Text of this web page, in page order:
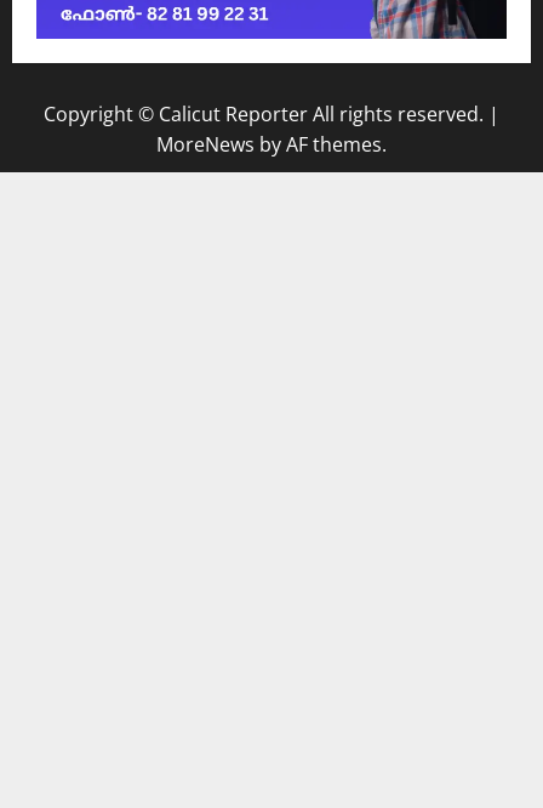
Copyright © Calicut Reporter All rights reserved. |
MoreNews by AF themes.